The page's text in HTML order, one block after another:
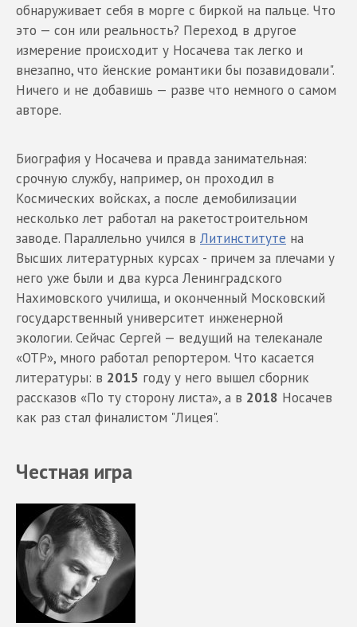
обнаруживает себя в морге с биркой на пальце. Что
это — сон или реальность? Переход в другое
измерение происходит у Носачева так легко и
внезапно, что йенские романтики бы позавидовали".
Ничего и не добавишь — разве что немного о самом
авторе.
Биография у Носачева и правда занимательная:
срочную службу, например, он проходил в
Космических войсках, а после демобилизации
несколько лет работал на ракетостроительном
заводе. Параллельно учился в Литинституте на
Высших литературных курсах - причем за плечами у
него уже были и два курса Ленинградского
Нахимовского училища, и оконченный Московский
государственный университет инженерной
экологии. Сейчас Сергей — ведущий на телеканале
«ОТР», много работал репортером. Что касается
литературы: в 2015 году у него вышел сборник
рассказов «По ту сторону листа», а в 2018 Носачев
как раз стал финалистом "Лицея".
Честная игра